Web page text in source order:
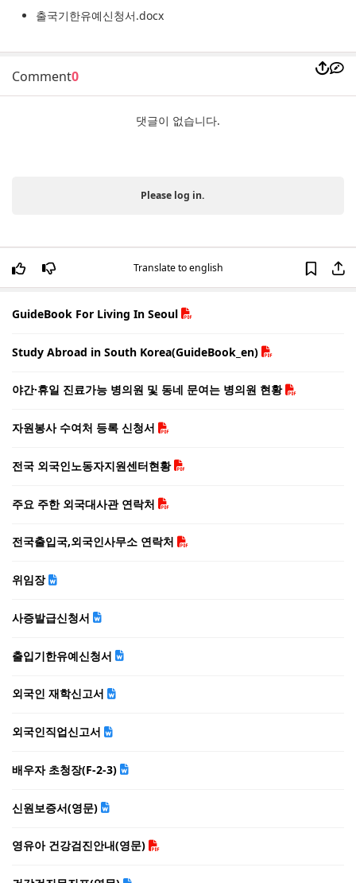
출국기한유예신청서.docx
Comment0
댓글이 없습니다.
Please log in.
Translate to english
GuideBook For Living In Seoul
Study Abroad in South Korea(GuideBook_en)
야간·휴일 진료가능 병의원 및 동네 문여는 병의원 현황
자원봉사 수여처 등록 신청서
전국 외국인노동자지원센터현황
주요 주한 외국대사관 연락처
전국출입국,외국인사무소 연락처
위임장
사증발급신청서
출입기한유예신청서
외국인 재학신고서
외국인직업신고서
배우자 초청장(F-2-3)
신원보증서(영문)
영유아 건강검진안내(영문)